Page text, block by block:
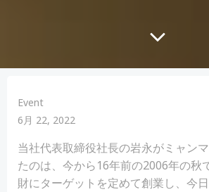
Event
6月 22, 2022
当社代表取締役社長の岩永がミャン
たのは、今から16年前の2006年の秋
財にターゲットを定めて創業し、今